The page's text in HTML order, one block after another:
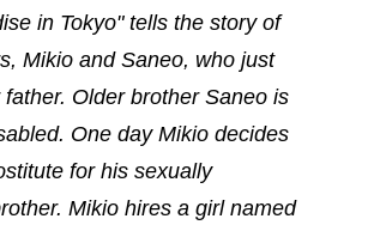
in Tokyo" tells the story of
Mikio and Saneo, who just
Older brother Saneo is
One day Mikio decides
for his sexually
Mikio hires a girl named